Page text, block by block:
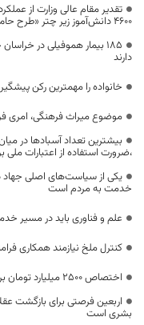
تقدیر مقام عالی وزارت از
۴۶۰۰ دانش‌آموز زیر چتر «طرح حامی»
۱۸۵ بیمار هموفیلی در
دارند
خانواده را مهمترین رکن
موضوع میراث فرهنگی، امری
بیشترین تعداد آسبادها در
،ضرورت استفاده از اعتبارات ملی
یکی از سیاست‌های اصلی
خدمت به مردم است
علم و فناوری باید در مسیر
کنترل ملخ نیازمند همکاری
اختصاص 2500 میلیارد تومان برای توسعه راه‌های دوبانده خراسان جنوبی
اربعین فرصتی برای بازگشت
بشری است